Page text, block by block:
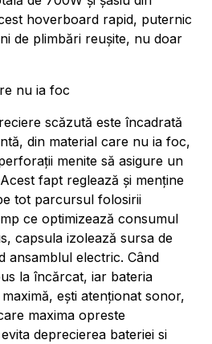
hoverboard rapid, puternic
de plimbări reușite, nu doar
nu ia foc
scăzută este încadrată
din material care nu ia foc,
menite să asigure un
fapt reglează și menține
tot parcursul folosirii
ce optimizează consumul
capsula izolează sursa de
ansamblul electric. Când
la încărcat, iar bateria
ești atenționat sonor,
maxima opreste
deprecierea bateriei si